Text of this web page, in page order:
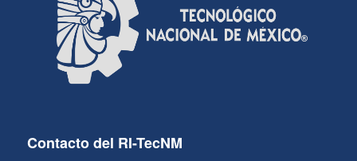
Contacto del RI-TecNM